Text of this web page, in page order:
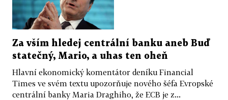
Za vším hledej centrální banku aneb Buď
statečný, Mario, a uhas ten oheň
Hlavní ekonomický komentátor deníku Financial
Times ve svém textu upozorňuje nového šéfa Evropské
centrální banky Maria Draghiho, že ECB je z...